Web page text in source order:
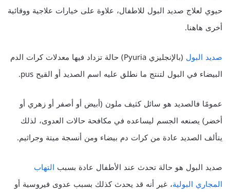
حيوي لعلاج صديد البول للاطفال، علاوة على خيارات علاجية ووقائية
أخرى هاهنا.
صديد البول
(بالإنجليزي Pyuria) حالة تزداد فيها معدلات كرات الدم
البيضاء في البول لتنتج ما نطلق عليه اسم الصديد أو القيح pus.
عمومًا فالصديد هو سائل كثيف ملون (أبيض أو أصفر أو زهري أو
أخضر) يصنعه الجسم ليساعده في مكافحة حالات العدوى، لذلك
يتألف الصديد عادة من كرات دم بيضاء ومن أنسجة ميتة وجراثيم.
صديد البول هو حالة تحدث عند الأطفال عادة بسبب التهاب
المجاري البولية، غير أنه قد يحدث كذلك بسبب عدوى فيروسية أو